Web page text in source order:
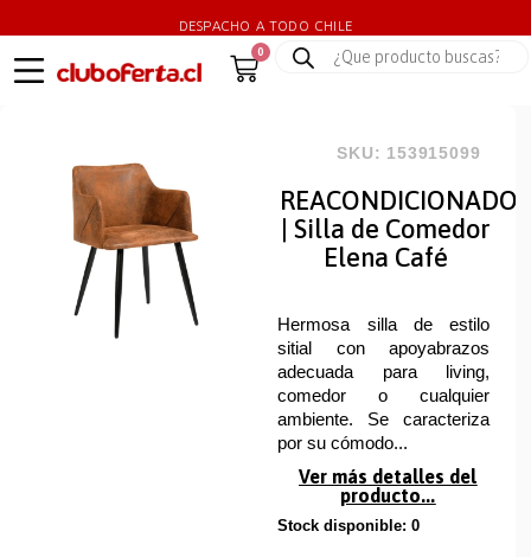
DESPACHO A TODO CHILE
0
SKU: 153915099
REACONDICIONADO
| Silla de Comedor
Elena Café
Hermosa silla de estilo
sitial con apoyabrazos
adecuada para living,
comedor o cualquier
ambiente. Se caracteriza
por su cómodo...
Ver más detalles del
producto...
Stock disponible: 0